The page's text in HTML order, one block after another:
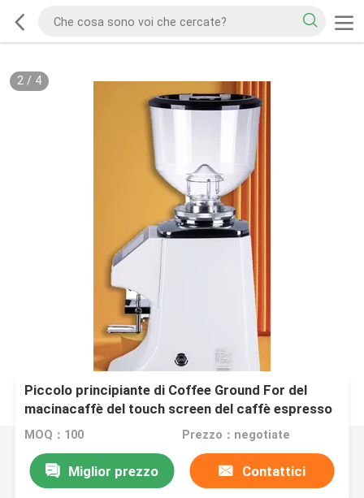
2/ 4
Piccolo principiante di Coffee Ground For del
macinacaffè del touch screen del caffè espresso
del livello di entrata
MOQ：100 Prezzo：negotiate
Miglior prezzo Contattici